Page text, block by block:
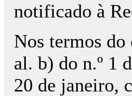
notificado à
Nos termos do
al. b) do n.º 1
20 de janeiro,